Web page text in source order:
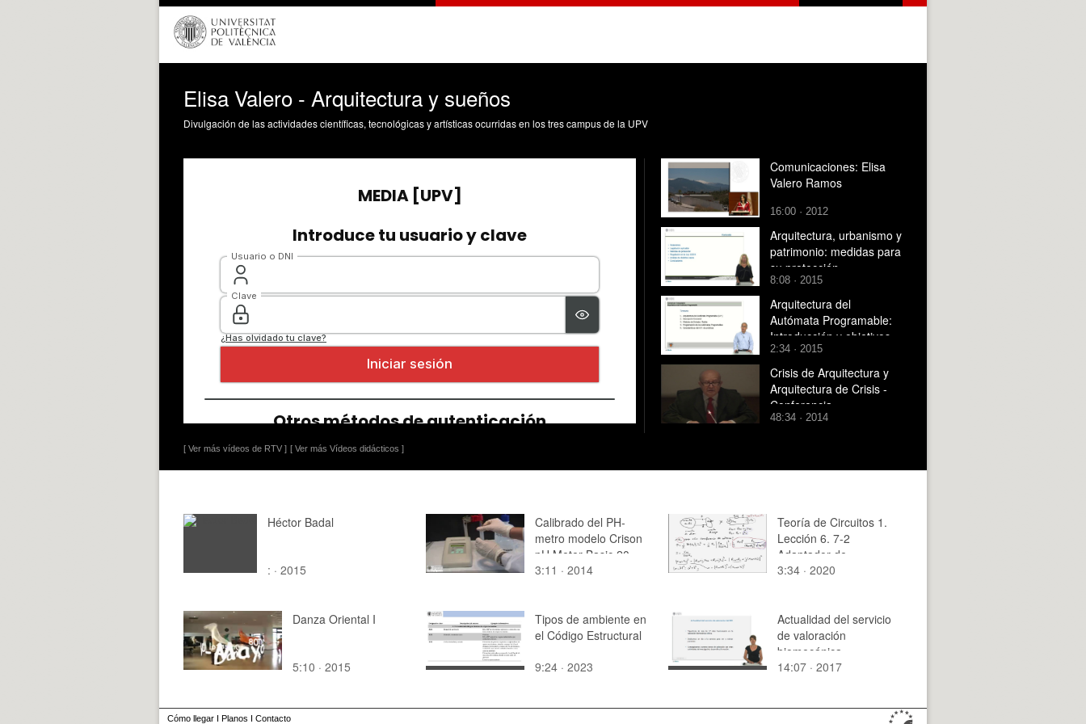
Elisa Valero - Arquitectura y sueños
Divulgación de las actividades científicas, tecnológicas y artísticas ocurridas en los tres campus de la UPV
[ Ver más vídeos de RTV ] [ Ver más Vídeos didácticos ]
Comunicaciones: Elisa
Valero Ramos
16:00 · 2012
Arquitectura, urbanismo y
patrimonio: medidas para
su protección
8:08 · 2015
Arquitectura del
Autómata Programable:
Introducción y objetivos
2:34 · 2015
Crisis de Arquitectura y
Arquitectura de Crisis -
Conferencia
48:34 · 2014
Héctor Badal
: · 2015
Calibrado del PH-
metro modelo Crison
pH Meter Basic 20
3:11 · 2014
Teoría de Circuitos 1.
Lección 6. 7-2
Adaptador de
impedancias
3:34 · 2020
Danza Oriental I
5:10 · 2015
Tipos de ambiente en
el Código Estructural
9:24 · 2023
Actualidad del servicio
de valoración
biomecánica
14:07 · 2017
Cómo llegar I Planos I Contacto